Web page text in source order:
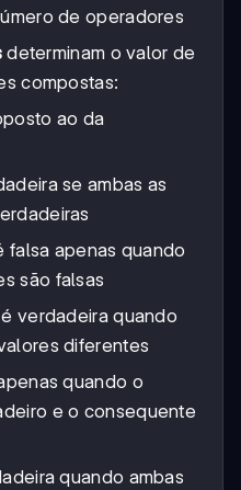
de operadores
determinam o valor de
compostas:
ao da
se ambas as
falsa apenas quando
são falsas
é verdadeira quando
diferentes
quando o
e o consequente
quando ambas